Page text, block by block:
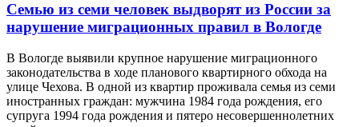
Семью из семи человек выдворят из России за
нарушение миграционных правил в Вологде
В Вологде выявили крупное нарушение миграционного
законодательства в ходе планового квартирного обхода на
улице Чехова. В одной из квартир проживала семья из семи
иностранных граждан: мужчина 1984 года рождения, его
супруга 1994 года рождения и пятеро несовершеннолетних